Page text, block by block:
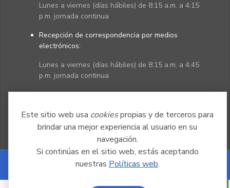
Este sitio web usa cookiespropias y de terceros para
brindar una mejor experiencia al usuario en su
navegación.
Si continúas en el sitio web, estás aceptando
nuestras Políticas web.
Lunes a viernes (días hábiles) de 8:15 a.m. a 4:15
p.m. jornada continua
Recepción de correspondencia por medios
electrónicos:
Lunes a viernes (días hábiles) de 8:15 a.m. a 4:45
p.m. jornada continua
Powered by Nexura